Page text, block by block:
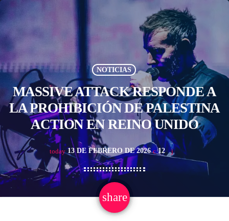
NOTICIAS
MASSIVE ATTACK RESPONDE A
LA PROHIBICIÓN DE PALESTINA
ACTION EN REINO UNIDO
today 13 DE FEBRERO DE 2026 12
share
email